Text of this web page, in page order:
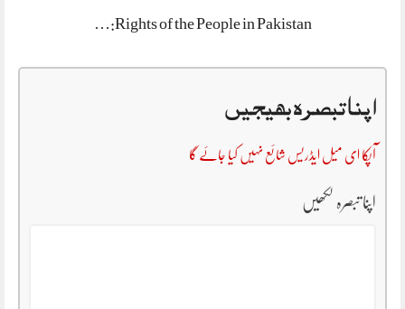
Rights of the People in Pakistan:…
اپنا تبصرہ بھیجیں
آپکا ای میل ایڈریس شائع نہیں کیا جائے گا
اپنا تبصرہ لکھیں